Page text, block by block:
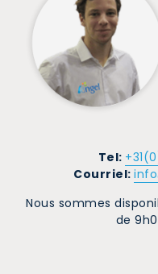
Tel:
Courriel:
Nous sommes
de